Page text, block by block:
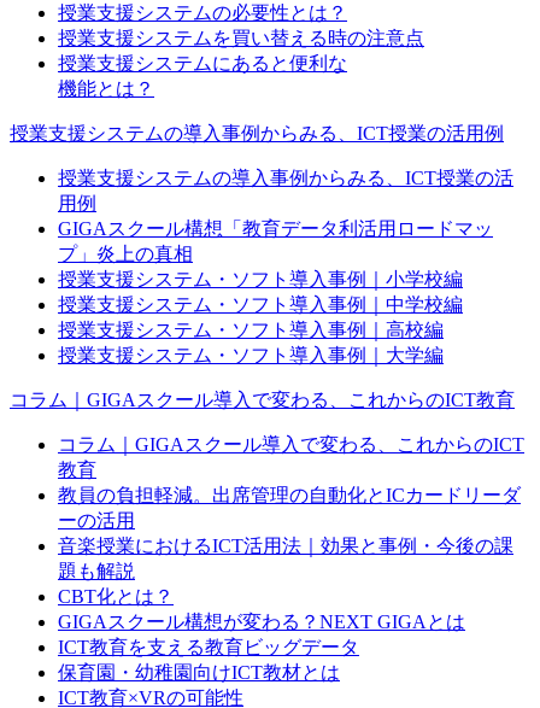
授業支援システムの必要性とは？
授業支援システムを買い替える時の注意点
授業支援システムにあると便利な
機能とは？
授業支援システムの導入事例からみる、ICT授業の活用例
授業支援システムの導入事例からみる、ICT授業の活
用例
GIGAスクール構想「教育データ利活用ロードマッ
プ」炎上の真相
授業支援システム・ソフト導入事例｜小学校編
授業支援システム・ソフト導入事例｜中学校編
授業支援システム・ソフト導入事例｜高校編
授業支援システム・ソフト導入事例｜大学編
コラム｜GIGAスクール導入で変わる、これからのICT教育
コラム｜GIGAスクール導入で変わる、これからのICT
教育
教員の負担軽減。出席管理の自動化とICカードリーダ
ーの活用
音楽授業におけるICT活用法｜効果と事例・今後の課
題も解説
CBT化とは？
GIGAスクール構想が変わる？NEXT GIGAとは
ICT教育を支える教育ビッグデータ
保育園・幼稚園向けICT教材とは
ICT教育×VRの可能性